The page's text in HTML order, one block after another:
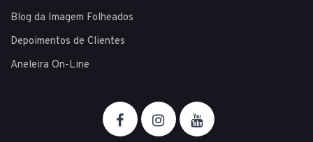
Blog da Imagem Folheados
Depoimentos de Clientes
Aneleira On-Line